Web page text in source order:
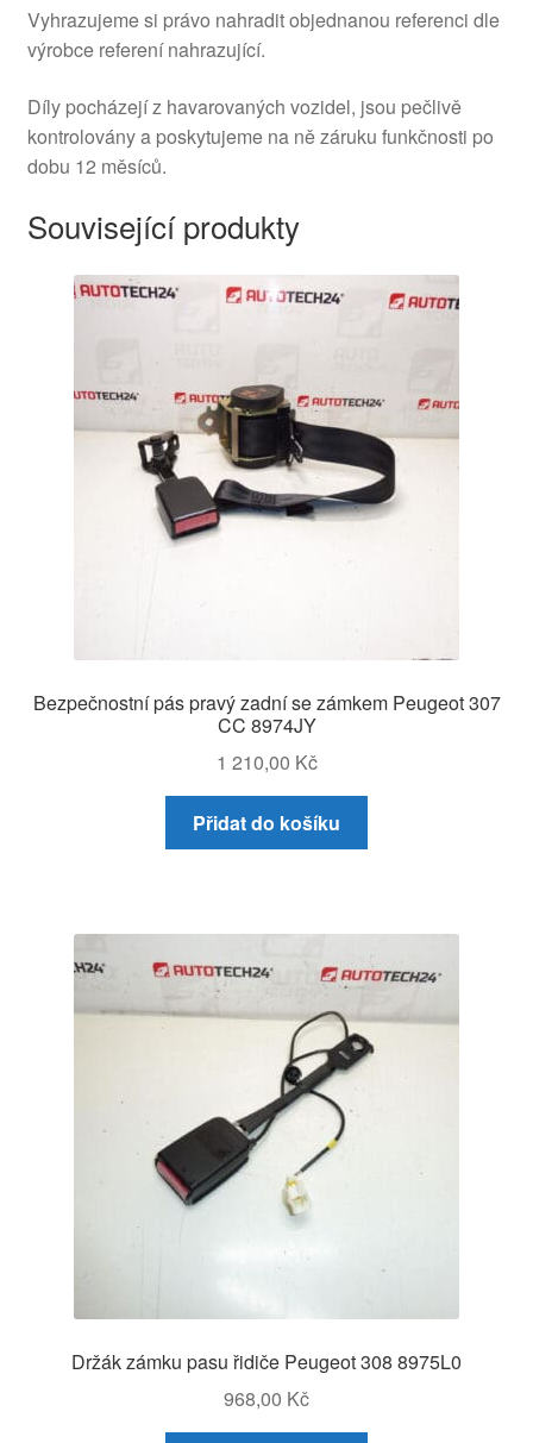
Vyhrazujeme si právo nahradit objednanou referenci dle
výrobce referení nahrazující.
Díly pocházejí z havarovaných vozidel, jsou pečlivě
kontrolovány a poskytujeme na ně záruku funkčnosti po
dobu 12 měsíců.
Související produkty
Bezpečnostní pás pravý zadní se zámkem Peugeot 307
CC 8974JY
1 210,00 Kč
Přidat do košíku
Držák zámku pasu řidiče Peugeot 308 8975L0
968,00 Kč